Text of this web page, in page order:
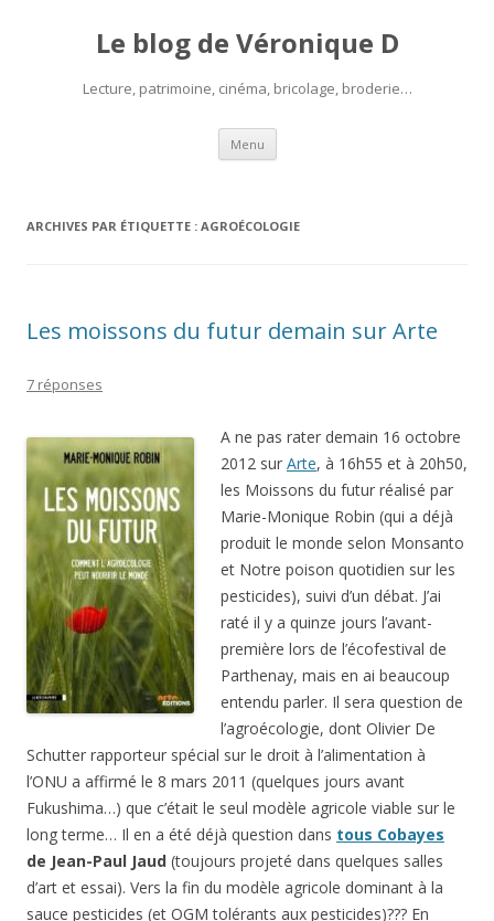
Le blog de Véronique D
Lecture, patrimoine, cinéma, bricolage, broderie…
Menu Aller
contenu
ARCHIVES PAR ÉTIQUETTE : AGROÉCOLOGIE
Les moissons du futur demain sur Arte
7 réponses
A ne pas rater demain 16 octobre
2012 sur Arte, à 16h55 et à 20h50,
les Moissons du futur réalisé par
Marie-Monique Robin (qui a déjà
produit le monde selon Monsanto
et Notre poison quotidien sur les
pesticides), suivi d’un débat. J’ai
raté il y a quinze jours l’avant-
première lors de l’écofestival de
Parthenay, mais en ai beaucoup
entendu parler. Il sera question de
l’agroécologie, dont Olivier De
Schutter rapporteur spécial sur le droit à l’alimentation à
l’ONU a affirmé le 8 mars 2011 (quelques jours avant
Fukushima…) que c’était le seul modèle agricole viable sur le
long terme… Il en a été déjà question dans tous Cobayes
de Jean-Paul Jaud (toujours projeté dans quelques salles
d’art et essai). Vers la fin du modèle agricole dominant à la
sauce pesticides (et OGM tolérants aux pesticides)??? En